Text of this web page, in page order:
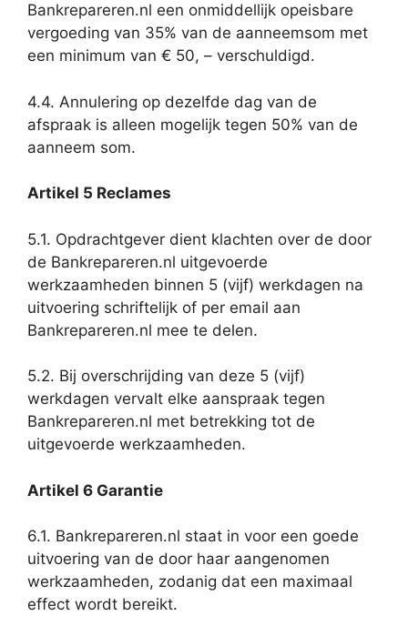
Bankrepareren.nl een onmiddellijk opeisbare
vergoeding van 35% van de aanneemsom met
een minimum van € 50, – verschuldigd.
4.4. Annulering op dezelfde dag van de
afspraak is alleen mogelijk tegen 50% van de
aanneem som.
Artikel 5 Reclames
5.1. Opdrachtgever dient klachten over de door
de Bankrepareren.nl uitgevoerde
werkzaamheden binnen 5 (vijf) werkdagen na
uitvoering schriftelijk of per email aan
Bankrepareren.nl mee te delen.
5.2. Bij overschrijding van deze 5 (vijf)
werkdagen vervalt elke aanspraak tegen
Bankrepareren.nl met betrekking tot de
uitgevoerde werkzaamheden.
Artikel 6 Garantie
6.1. Bankrepareren.nl staat in voor een goede
uitvoering van de door haar aangenomen
werkzaamheden, zodanig dat een maximaal
effect wordt bereikt.